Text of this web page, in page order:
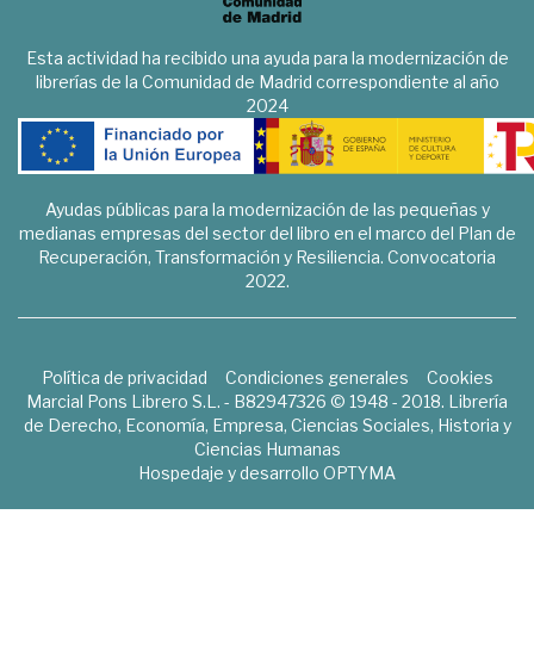
Esta actividad ha recibido una ayuda para la modernización de
librerías de la Comunidad de Madrid correspondiente al año
2024
Ayudas públicas para la modernización de las pequeñas y
medianas empresas del sector del libro en el marco del Plan de
Recuperación, Transformación y Resiliencia. Convocatoria
2022.
Política de privacidad Condiciones generales
Cookies
Marcial Pons Librero S.L. - B82947326 © 1948 - 2018. Librería
de Derecho, Economía, Empresa, Ciencias Sociales, Historia y
Ciencias Humanas
Hospedaje y desarrollo OPTYMA